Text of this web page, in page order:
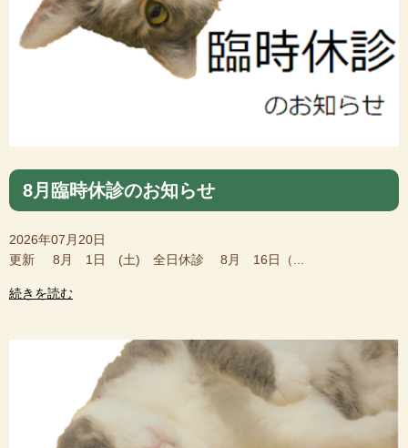
8月臨時休診のお知らせ
2026年07月20日
更新 8月 1日 (土) 全日休診 8月 16日（...
続きを読む